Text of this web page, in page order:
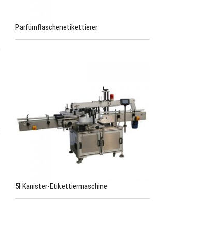
Parfümflaschenetikettierer
5l Kanister-Etikettiermaschine